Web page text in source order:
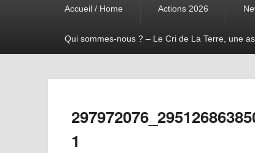
Accueil / Home Actions 2026
Qui sommes-nous ? – Le Cri de La Terre, une
1